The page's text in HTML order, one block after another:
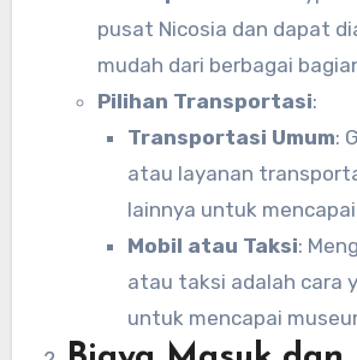
pusat Nicosia dan dapat
mudah dari berbagai
Pilihan Transportasi:
Transportasi Umum:
atau layanan
lainnya untuk
Mobil atau Taksi:
atau taksi adalah cara
untuk mencapai